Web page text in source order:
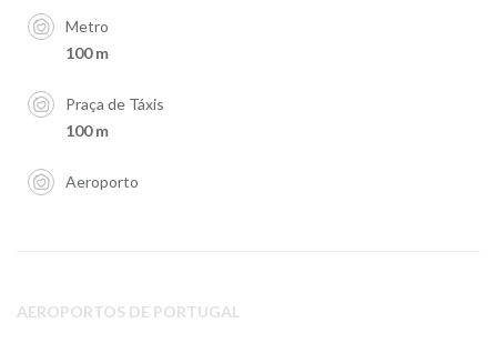
Metro
100 m
Praça de Táxis
100 m
Aeroporto
AEROPORTOS DE PORTUGAL